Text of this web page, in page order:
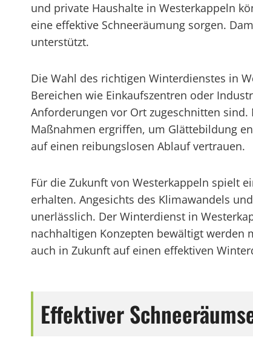
und private Haushalte in Westerkappeln
eine effektive Schneeräumung sorgen.
unterstützt.
Die Wahl des richtigen Winterdienstes in
Bereichen wie Einkaufszentren oder
Anforderungen vor Ort zugeschnitten
Maßnahmen ergriffen, um Glättebildung
auf einen reibungslosen Ablauf vertrauen.
Für die Zukunft von Westerkappeln spielt
erhalten. Angesichts des Klimawandels
unerlässlich. Der Winterdienst in
nachhaltigen Konzepten bewältigt werden
auch in Zukunft auf einen effektiven
Effektiver